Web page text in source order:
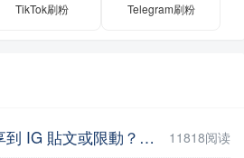
TikTok刷粉 Telegram刷粉
YouTube 影片如何分享到 IG 貼文或限動？教你用這招【Facebook教程】 11818阅读